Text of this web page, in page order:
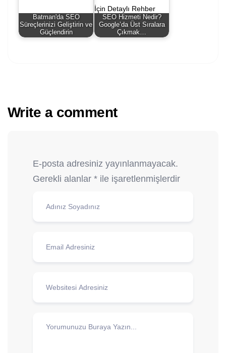
Batman'da SEO
Süreçlerinizi Geliştirin ve
Güçlendirin
SEO Hizmeti Nedir?
Google’da Üst Sıralara
Çıkmak…
Write a comment
E-posta adresiniz yayınlanmayacak.
Gerekli alanlar * ile işaretlenmişlerdir